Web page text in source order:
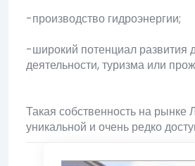
-производство гидроэнергии;
-широкий потенциал развития
деятельности, туризма или
Такая собственность на рынке
уникальной и очень редко